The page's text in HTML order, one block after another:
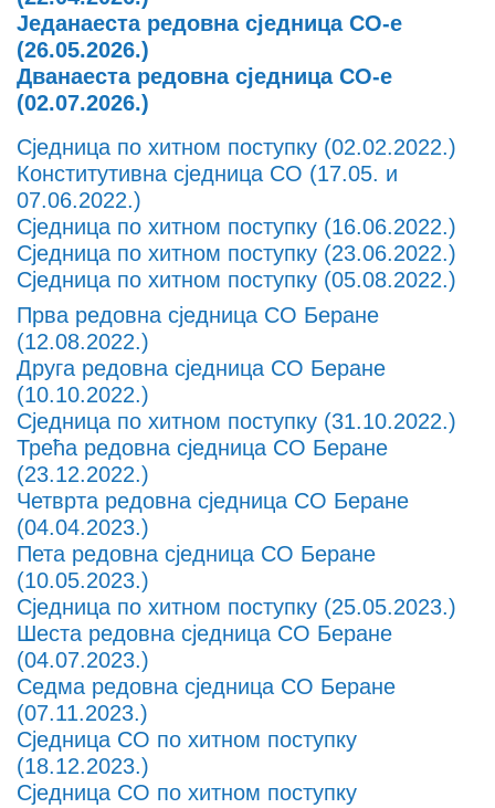
Једанаеста редовна сједница СО-е
(26.05.2026.)
Дванаеста редовна сједница СО-е
(02.07.2026.)
Сједница по хитном поступку (02.02.2022.)
Конститутивна сједница СО (17.05. и
07.06.2022.)
Сједница по хитном поступку (16.06.2022.)
Сједница по хитном поступку (23.06.2022.)
Сједница по хитном поступку (05.08.2022.)
Прва редовна сједница СО Беране
(12.08.2022.)
Друга редовна сједница СО Беране
(10.10.2022.)
Сједница по хитном поступку (31.10.2022.)
Трећа редовна сједница СО Беране
(23.12.2022.)
Четврта редовна сједница СО Беране
(04.04.2023.)
Пета редовна сједница СО Беране
(10.05.2023.)
Сједница по хитном поступку (25.05.2023.)
Шеста редовна сједница СО Беране
(04.07.2023.)
Седма редовна сједница СО Беране
(07.11.2023.)
Сједница СО по хитном поступку
(18.12.2023.)
Сједница СО по хитном поступку